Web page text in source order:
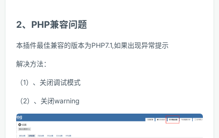
2、PHP兼容问题
本插件最佳兼容的版本为PHP7.1,如果出现异常提示
解决方法：
（1）、关闭调试模式
（2）、关闭warning